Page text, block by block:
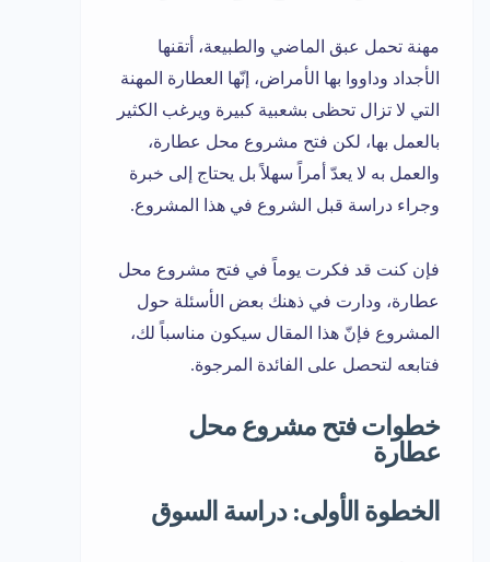
مهنة تحمل عبق الماضي والطبيعة، أتقنها
الأجداد وداووا بها الأمراض، إنّها العطارة المهنة
التي لا تزال تحظى بشعبية كبيرة ويرغب الكثير
بالعمل بها، لكن فتح مشروع محل عطارة،
والعمل به لا يعدّ أمراً سهلاً بل يحتاج إلى خبرة
وجراء دراسة قبل الشروع في هذا المشروع.
فإن كنت قد فكرت يوماً في فتح مشروع محل
عطارة، ودارت في ذهنك بعض الأسئلة حول
المشروع فإنّ هذا المقال سيكون مناسباً لك،
فتابعه لتحصل على الفائدة المرجوة.
خطوات فتح مشروع محل
عطارة
الخطوة الأولى: دراسة السوق